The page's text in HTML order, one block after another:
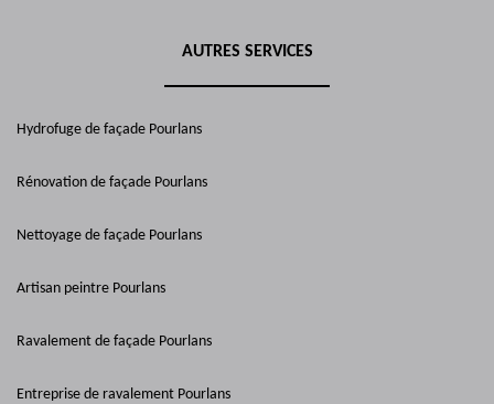
AUTRES SERVICES
Hydrofuge de façade Pourlans
Rénovation de façade Pourlans
Nettoyage de façade Pourlans
Artisan peintre Pourlans
Ravalement de façade Pourlans
Entreprise de ravalement Pourlans